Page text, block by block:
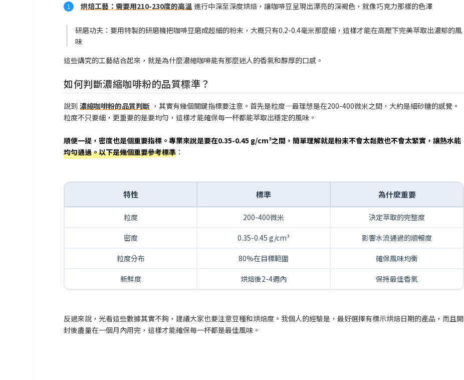
烘焙工藝：需要用210-230度的高溫 進行中深至深度烘焙，讓咖啡豆呈現出漂亮的深褐色，就像巧克力那樣的色澤
研磨功夫：要用特製的研磨機把咖啡豆磨成超細的粉末，大概只有0.2-0.4毫米那麼細，這樣才能在高壓下完美萃取出濃郁的風
味
這些講究的工藝結合起來，就是為什麼濃縮咖啡能有那麼迷人的香氣和醇厚的口感。
如何判斷濃縮咖啡粉的品質標準？
說到 濃縮咖啡粉的品質判斷 ，其實有幾個關鍵指標要注意。首先是粒度—最理想是在200-400微米之間，大約是細砂糖的感覺。
粒度不只要細，更重要的是要均勻，這樣才能確保每一杯都能萃取出穩定的風味。
順便一提，密度也是個重要指標。專業來說是要在0.35-0.45 g/cm³之間，簡單理解就是粉末不會太鬆散也不會太緊實，讓熱水能
均勻通過。以下是幾個重要參考標準 ：
特性 標準 為什麼重要
粒度 200-400微米 決定萃取的完整度
密度 0.35-0.45 g/cm³ 影響水流通過的順暢度
粒度分布 80%在目標範圍 確保風味均衡
新鮮度 烘焙後2-4週內 保持最佳香氣
反過來說，光看這些數據其實不夠，建議大家也要注意豆種和烘焙度。我個人的經驗是，最好選擇有標示烘焙日期的產品，而且開
封後盡量在一個月內用完，這樣才能確保每一杯都是最佳風味。